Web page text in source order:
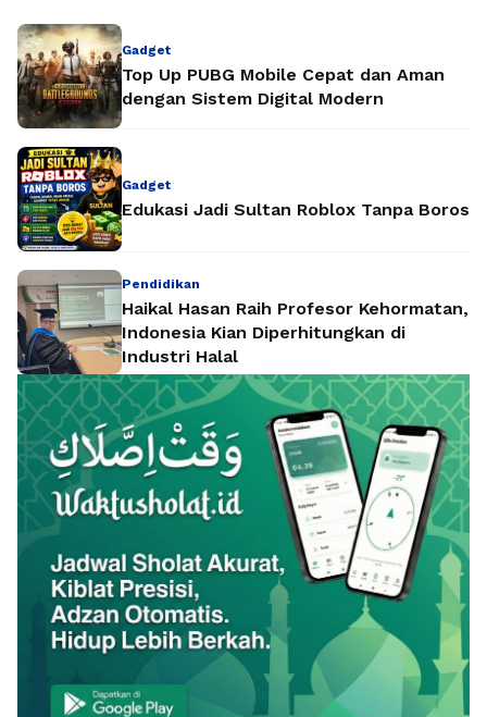
Gadget
Top Up PUBG Mobile Cepat dan Aman
dengan Sistem Digital Modern
Gadget
Edukasi Jadi Sultan Roblox Tanpa Boros
Pendidikan
Haikal Hasan Raih Profesor Kehormatan,
Indonesia Kian Diperhitungkan di
Industri Halal